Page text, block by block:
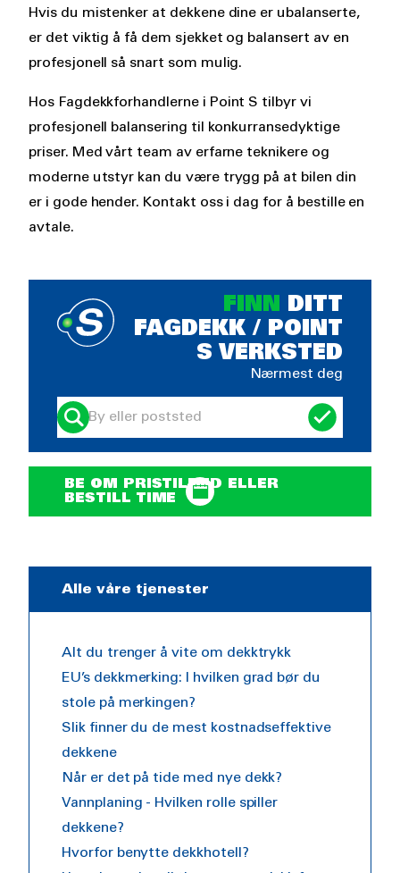
Hvis du mistenker at dekkene dine er ubalanserte,
er det viktig å få dem sjekket og balansert av en
profesjonell så snart som mulig.
Hos Fagdekkforhandlerne i Point S tilbyr vi
profesjonell balansering til konkurransedyktige
priser. Med vårt team av erfarne teknikere og
moderne utstyr kan du være trygg på at bilen din
er i gode hender. Kontakt oss i dag for å bestille en
avtale.
FINN
DITT
FAGDEKK / POINT
S VERKSTED
Nærmest deg
BE OM PRISTILBUD ELLER
BESTILL TIME
Alle våre tjenester
Alt du trenger å vite om dekktrykk
EU’s dekkmerking: I hvilken grad bør du
stole på merkingen?
Slik finner du de mest kostnadseffektive
dekkene
Når er det på tide med nye dekk?
Vannplaning - Hvilken rolle spiller
dekkene?
Hvorfor benytte dekkhotell?